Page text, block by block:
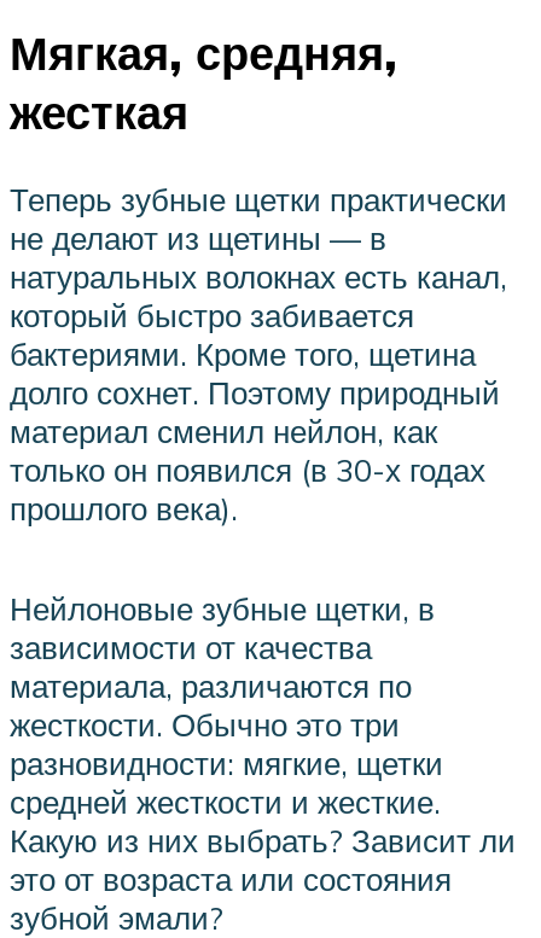
Мягкая, средняя,
жесткая
Теперь зубные щетки практически
не делают из щетины — в
натуральных волокнах есть канал,
который быстро забивается
бактериями. Кроме того, щетина
долго сохнет. Поэтому природный
материал сменил нейлон, как
только он появился (в 30-х годах
прошлого века).
Нейлоновые зубные щетки, в
зависимости от качества
материала, различаются по
жесткости. Обычно это три
разновидности: мягкие, щетки
средней жесткости и жесткие.
Какую из них выбрать? Зависит ли
это от возраста или состояния
зубной эмали?